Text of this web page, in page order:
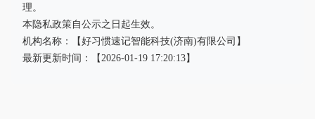
理。
本隐私政策自公示之日起生效。
机构名称：【好习惯速记智能科技(济南)有限公司】
最新更新时间：【2026-01-19 17:20:13】